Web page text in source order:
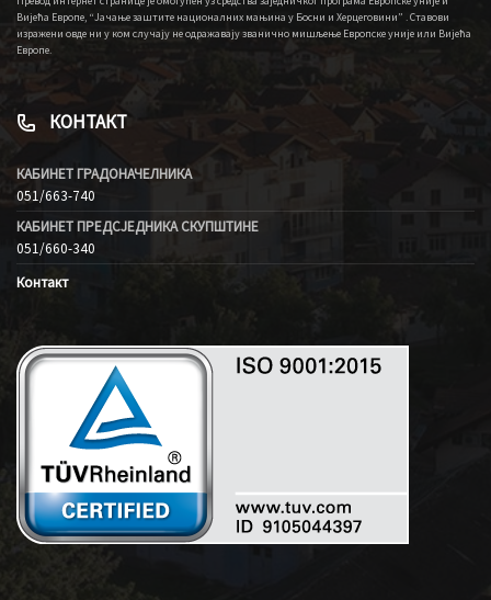
Вијећа Европе, “Јачање заштите националних мањина у Босни и Херцеговини” . Ставови
изражени овде ни у ком случају не одражавају званично мишљење Европске уније или Вијећа
Европе.
КОНТАКТ
КАБИНЕТ ГРАДОНАЧЕЛНИКА
051/663-740
КАБИНЕТ ПРЕДСЈЕДНИКА СКУПШТИНЕ
051/660-340
Контакт